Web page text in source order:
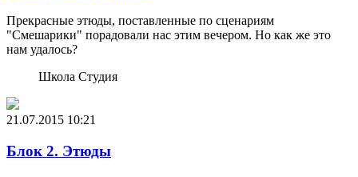
Прекрасные этюды, поставленные по сценариям
"Смешарики" порадовали нас этим вечером. Но как же это
нам удалось?
Школа Студия
21.07.2015 10:21
Блок 2. Этюды